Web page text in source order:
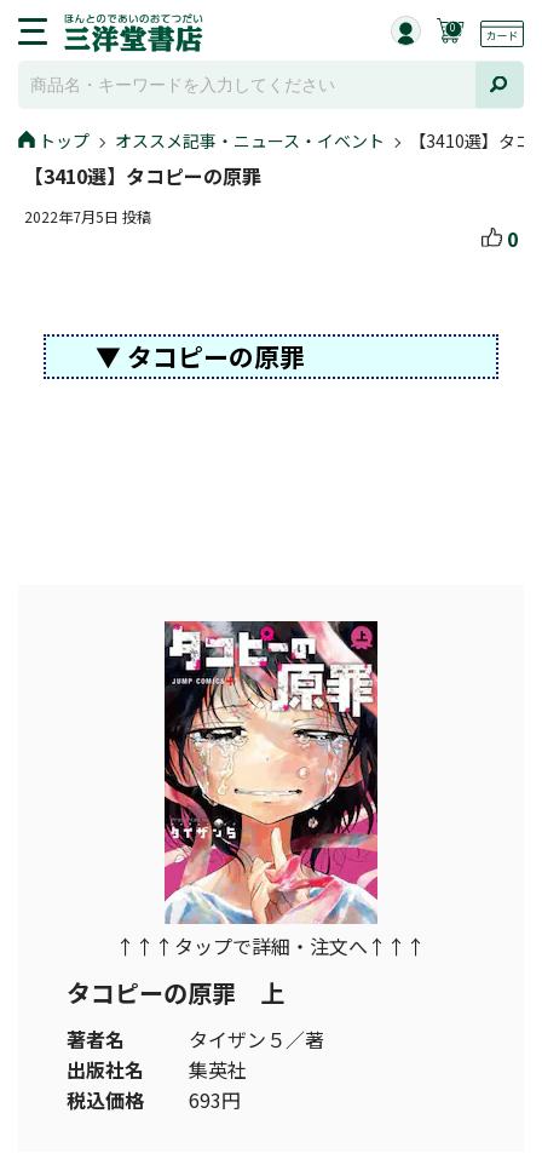
0
トップ オススメ記事・ニュース・イベント 【3410選】タコ
【3410選】タコピーの原罪
2022年7月5日 投稿
0
▼ タコピーの原罪
↑↑↑タップで詳細・注文へ↑↑↑
タコピーの原罪 上
著者名
タイザン５／著
出版社名
集英社
税込価格
693円